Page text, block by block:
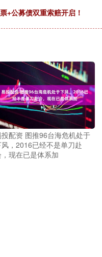
+公募债双重索赔开启！
配资 图推96台海危机处于
，2016已经不是单刀赴
现在已是体系加